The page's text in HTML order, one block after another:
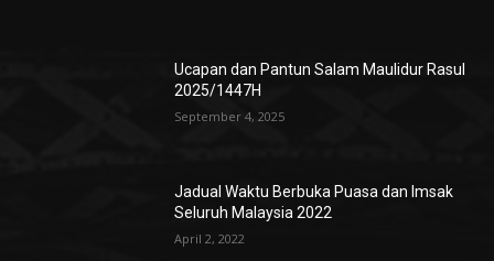
Ucapan dan Pantun Salam Maulidur Rasul
2025/1447H
September 4, 2025
Jadual Waktu Berbuka Puasa dan Imsak
Seluruh Malaysia 2022
April 2, 2022